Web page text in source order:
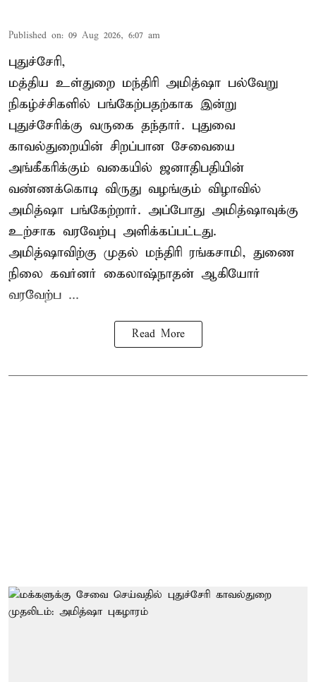
Published on: 09 Aug 2026, 6:07 am
புதுச்சேரி,
மத்திய உள்துறை மந்திரி அமித்ஷா பல்வேறு
நிகழ்ச்சிகளில் பங்கேற்பதற்காக இன்று
புதுச்சேரிக்கு வருகை தந்தார். புதுவை
காவல்துறையின் சிறப்பான சேவையை
அங்கீகரிக்கும் வகையில் ஜனாதிபதியின்
வண்ணக்கொடி விருது வழங்கும் விழாவில்
அமித்ஷா பங்கேற்றார். அப்போது அமித்ஷாவுக்கு
உற்சாக வரவேற்பு அளிக்கப்பட்டது.
அமித்ஷாவிற்கு முதல் மந்திரி ரங்கசாமி, துணை
நிலை கவர்னர் கைலாஷ்நாதன் ஆகியோர்
வரவேற்ப ...
Read More